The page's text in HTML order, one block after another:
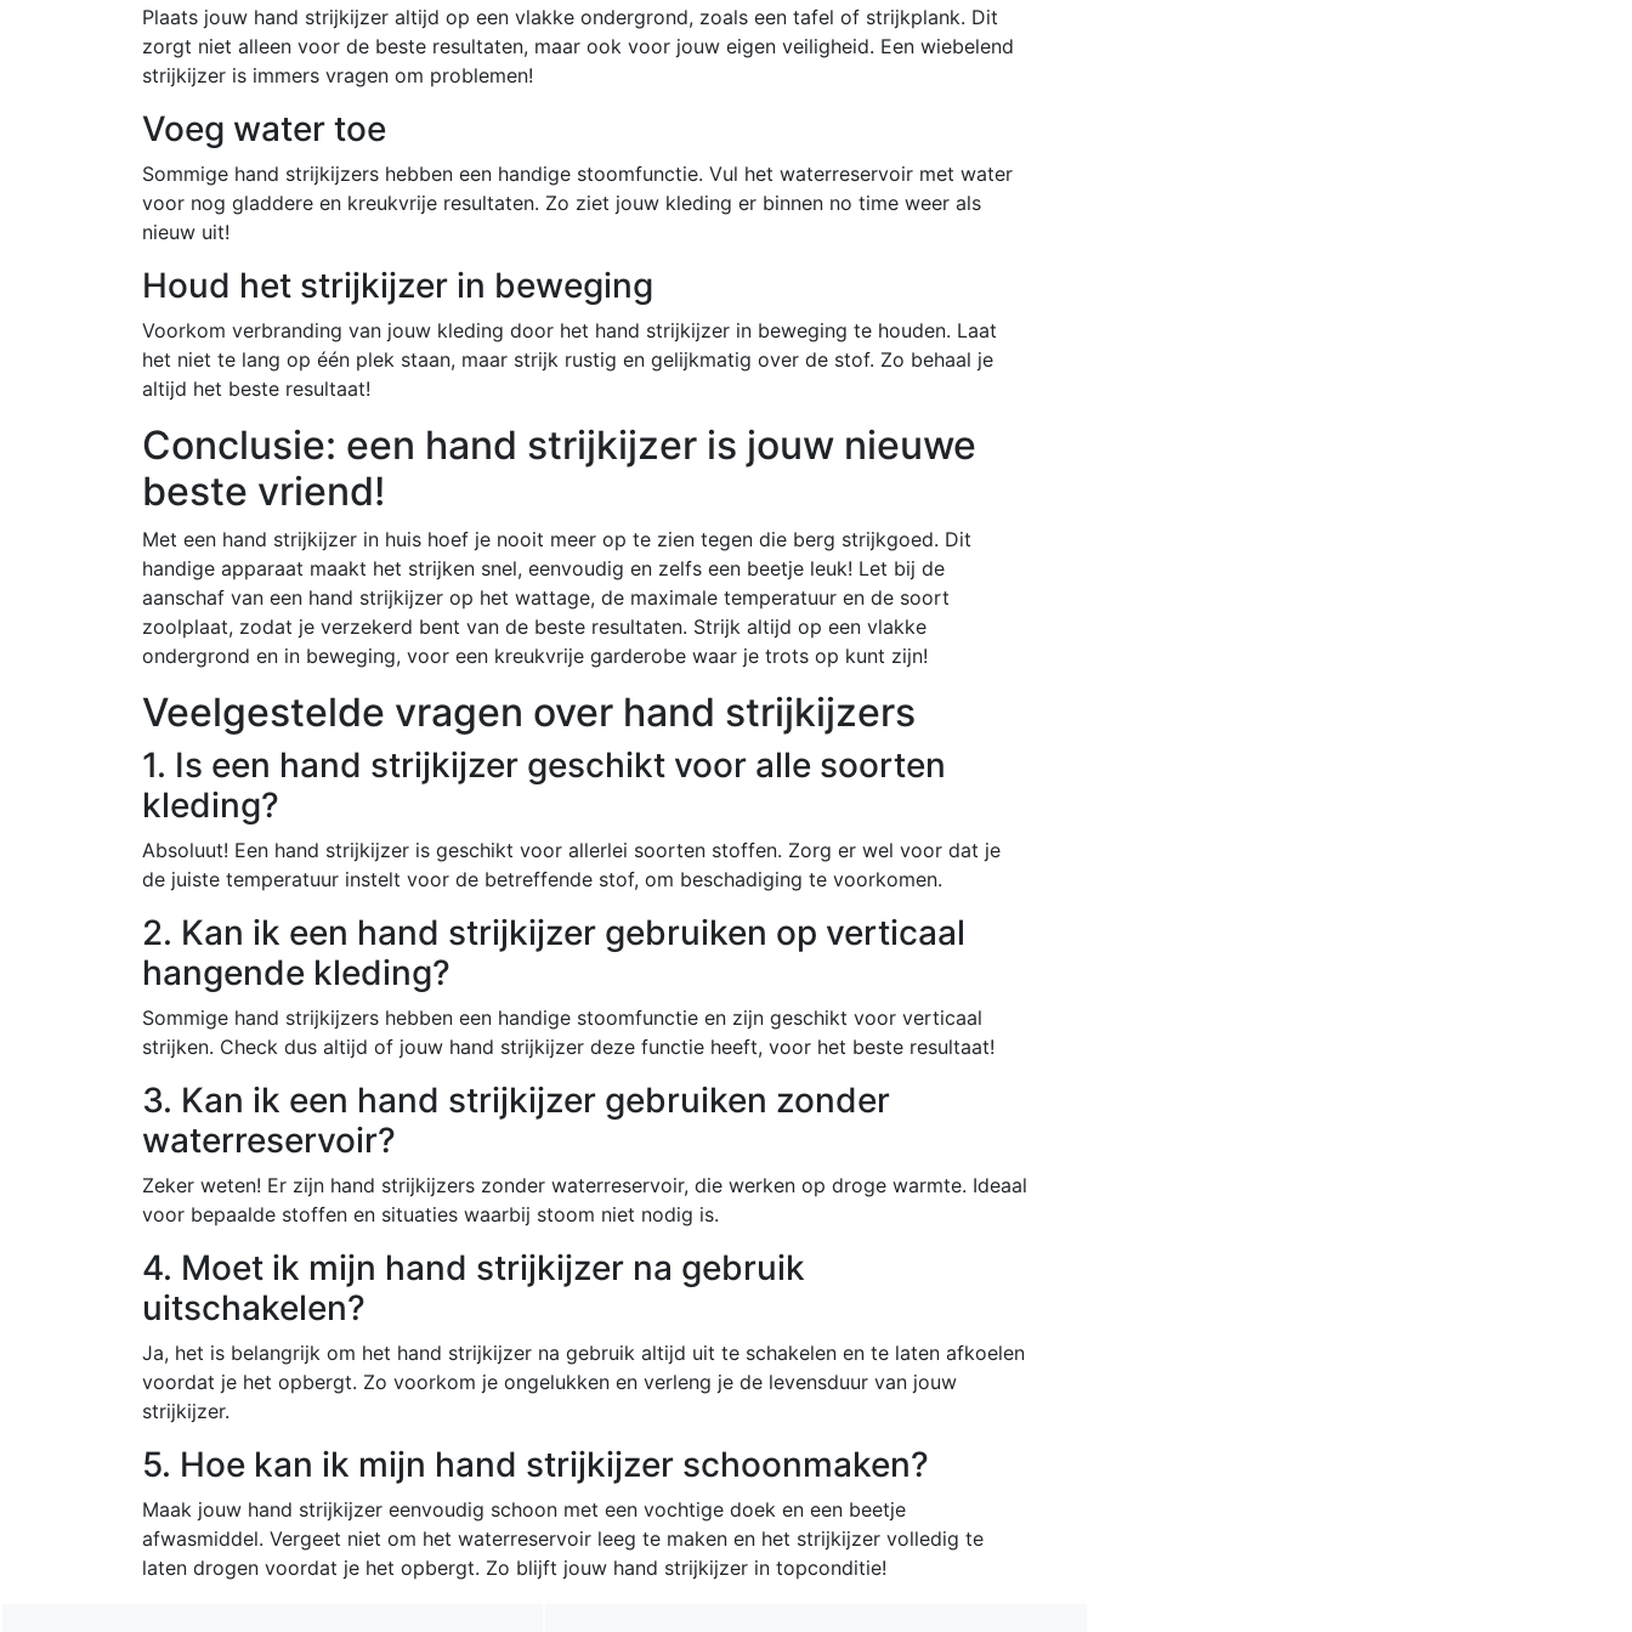
Plaats jouw hand strijkijzer altijd op een vlakke ondergrond, zoals een tafel of strijkplank. Dit
zorgt niet alleen voor de beste resultaten, maar ook voor jouw eigen veiligheid. Een wiebelend
strijkijzer is immers vragen om problemen!
Voeg water toe
Sommige hand strijkijzers hebben een handige stoomfunctie. Vul het waterreservoir met water
voor nog gladdere en kreukvrije resultaten. Zo ziet jouw kleding er binnen no time weer als
nieuw uit!
Houd het strijkijzer in beweging
Voorkom verbranding van jouw kleding door het hand strijkijzer in beweging te houden. Laat
het niet te lang op één plek staan, maar strijk rustig en gelijkmatig over de stof. Zo behaal je
altijd het beste resultaat!
Conclusie: een hand strijkijzer is jouw nieuwe
beste vriend!
Met een hand strijkijzer in huis hoef je nooit meer op te zien tegen die berg strijkgoed. Dit
handige apparaat maakt het strijken snel, eenvoudig en zelfs een beetje leuk! Let bij de
aanschaf van een hand strijkijzer op het wattage, de maximale temperatuur en de soort
zoolplaat, zodat je verzekerd bent van de beste resultaten. Strijk altijd op een vlakke
ondergrond en in beweging, voor een kreukvrije garderobe waar je trots op kunt zijn!
Veelgestelde vragen over hand strijkijzers
1. Is een hand strijkijzer geschikt voor alle soorten
kleding?
Absoluut! Een hand strijkijzer is geschikt voor allerlei soorten stoffen. Zorg er wel voor dat je
de juiste temperatuur instelt voor de betreffende stof, om beschadiging te voorkomen.
2. Kan ik een hand strijkijzer gebruiken op verticaal
hangende kleding?
Sommige hand strijkijzers hebben een handige stoomfunctie en zijn geschikt voor verticaal
strijken. Check dus altijd of jouw hand strijkijzer deze functie heeft, voor het beste resultaat!
3. Kan ik een hand strijkijzer gebruiken zonder
waterreservoir?
Zeker weten! Er zijn hand strijkijzers zonder waterreservoir, die werken op droge warmte. Ideaal
voor bepaalde stoffen en situaties waarbij stoom niet nodig is.
4. Moet ik mijn hand strijkijzer na gebruik
uitschakelen?
Ja, het is belangrijk om het hand strijkijzer na gebruik altijd uit te schakelen en te laten afkoelen
voordat je het opbergt. Zo voorkom je ongelukken en verleng je de levensduur van jouw
strijkijzer.
5. Hoe kan ik mijn hand strijkijzer schoonmaken?
Maak jouw hand strijkijzer eenvoudig schoon met een vochtige doek en een beetje
afwasmiddel. Vergeet niet om het waterreservoir leeg te maken en het strijkijzer volledig te
laten drogen voordat je het opbergt. Zo blijft jouw hand strijkijzer in topconditie!